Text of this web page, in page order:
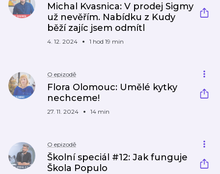
Michal Kvasnica: V prodej Sigmy
už nevěřím. Nabídku z Kudy
běží zajíc jsem odmítl
4. 12. 2024 1 hod 19 min
O epizodě
Flora Olomouc: Umělé kytky
nechceme!
27. 11. 2024 14 min
O epizodě
Školní speciál #12: Jak funguje
Škola Populo